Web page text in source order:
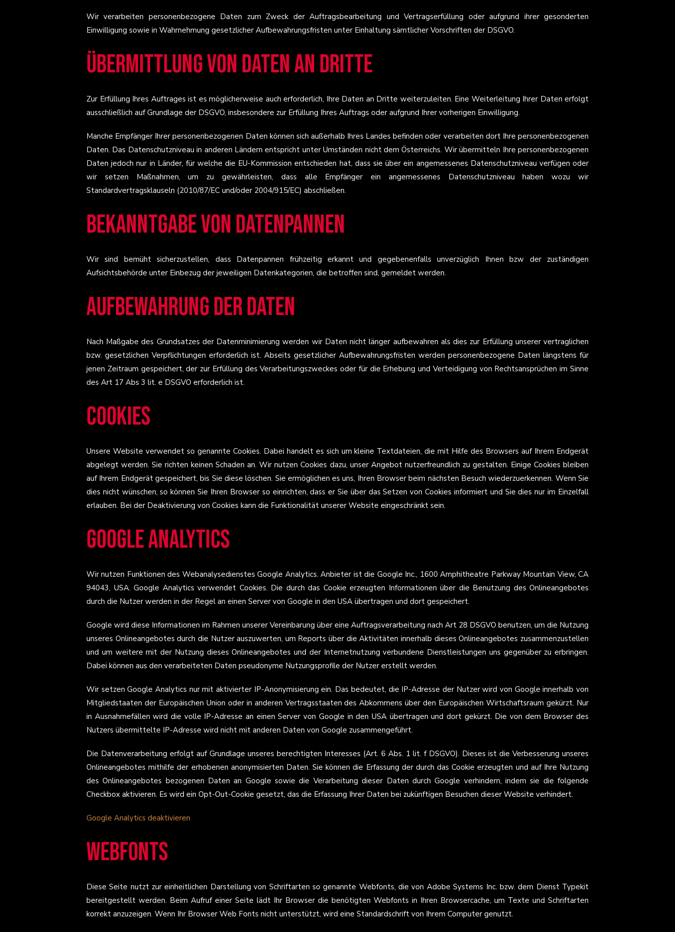
Wir verarbeiten personenbezogene Daten zum Zweck der Auftragsbearbeitung und Vertragserfüllung oder aufgrund ihrer gesonderten
Einwilligung sowie in Wahrnehmung gesetzlicher Aufbewahrungsfristen unter Einhaltung sämtlicher Vorschriften der DSGVO.
Übermittlung von Daten an Dritte
Zur Erfüllung Ihres Auftrages ist es möglicherweise auch erforderlich, Ihre Daten an Dritte weiterzuleiten. Eine Weiterleitung Ihrer Daten erfolgt
ausschließlich auf Grundlage der DSGVO, insbesondere zur Erfüllung Ihres Auftrags oder aufgrund Ihrer vorherigen Einwilligung.
Manche Empfänger Ihrer personenbezogenen Daten können sich außerhalb Ihres Landes befinden oder verarbeiten dort Ihre personenbezogenen
Daten. Das Datenschutzniveau in anderen Ländern entspricht unter Umständen nicht dem Österreichs. Wir übermitteln Ihre personenbezogenen
Daten jedoch nur in Länder, für welche die EU-Kommission entschieden hat, dass sie über ein angemessenes Datenschutzniveau verfügen oder
wir setzen Maßnahmen, um zu gewährleisten, dass alle Empfänger ein angemessenes Datenschutzniveau haben wozu wir
Standardvertragsklauseln (2010/87/EC und/oder 2004/915/EC) abschließen.
Bekanntgabe von Datenpannen
Wir sind bemüht sicherzustellen, dass Datenpannen frühzeitig erkannt und gegebenenfalls unverzüglich Ihnen bzw der zuständigen
Aufsichtsbehörde unter Einbezug der jeweiligen Datenkategorien, die betroffen sind, gemeldet werden.
Aufbewahrung der Daten
Nach Maßgabe des Grundsatzes der Datenminimierung werden wir Daten nicht länger aufbewahren als dies zur Erfüllung unserer vertraglichen
bzw. gesetzlichen Verpflichtungen erforderlich ist. Abseits gesetzlicher Aufbewahrungsfristen werden personenbezogene Daten längstens für
jenen Zeitraum gespeichert, der zur Erfüllung des Verarbeitungszweckes oder für die Erhebung und Verteidigung von Rechtsansprüchen im Sinne
des Art 17 Abs 3 lit. e DSGVO erforderlich ist.
Cookies
Unsere Website verwendet so genannte Cookies. Dabei handelt es sich um kleine Textdateien, die mit Hilfe des Browsers auf Ihrem Endgerät
abgelegt werden. Sie richten keinen Schaden an. Wir nutzen Cookies dazu, unser Angebot nutzerfreundlich zu gestalten. Einige Cookies bleiben
auf Ihrem Endgerät gespeichert, bis Sie diese löschen. Sie ermöglichen es uns, Ihren Browser beim nächsten Besuch wiederzuerkennen. Wenn Sie
dies nicht wünschen, so können Sie Ihren Browser so einrichten, dass er Sie über das Setzen von Cookies informiert und Sie dies nur im Einzelfall
erlauben. Bei der Deaktivierung von Cookies kann die Funktionalität unserer Website eingeschränkt sein.
Google Analytics
Wir nutzen Funktionen des Webanalysedienstes Google Analytics. Anbieter ist die Google Inc., 1600 Amphitheatre Parkway Mountain View, CA
94043, USA. Google Analytics verwendet Cookies. Die durch das Cookie erzeugten Informationen über die Benutzung des Onlineangebotes
durch die Nutzer werden in der Regel an einen Server von Google in den USA übertragen und dort gespeichert.
Google wird diese Informationen im Rahmen unserer Vereinbarung über eine Auftragsverarbeitung nach Art 28 DSGVO benutzen, um die Nutzung
unseres Onlineangebotes durch die Nutzer auszuwerten, um Reports über die Aktivitäten innerhalb dieses Onlineangebotes zusammenzustellen
und um weitere mit der Nutzung dieses Onlineangebotes und der Internetnutzung verbundene Dienstleistungen uns gegenüber zu erbringen.
Dabei können aus den verarbeiteten Daten pseudonyme Nutzungsprofile der Nutzer erstellt werden.
Wir setzen Google Analytics nur mit aktivierter IP-Anonymisierung ein. Das bedeutet, die IP-Adresse der Nutzer wird von Google innerhalb von
Mitgliedstaaten der Europäischen Union oder in anderen Vertragsstaaten des Abkommens über den Europäischen Wirtschaftsraum gekürzt. Nur
in Ausnahmefällen wird die volle IP-Adresse an einen Server von Google in den USA übertragen und dort gekürzt. Die von dem Browser des
Nutzers übermittelte IP-Adresse wird nicht mit anderen Daten von Google zusammengeführt.
Die Datenverarbeitung erfolgt auf Grundlage unseres berechtigten Interesses (Art. 6 Abs. 1 lit. f DSGVO). Dieses ist die Verbesserung unseres
Onlineangebotes mithilfe der erhobenen anonymisierten Daten. Sie können die Erfassung der durch das Cookie erzeugten und auf Ihre Nutzung
des Onlineangebotes bezogenen Daten an Google sowie die Verarbeitung dieser Daten durch Google verhindern, indem sie die folgende
Checkbox aktivieren. Es wird ein Opt-Out-Cookie gesetzt, das die Erfassung Ihrer Daten bei zukünftigen Besuchen dieser Website verhindert.
Google Analytics deaktivieren
Webfonts
Diese Seite nutzt zur einheitlichen Darstellung von Schriftarten so genannte Webfonts, die von Adobe Systems Inc. bzw. dem Dienst Typekit
bereitgestellt werden. Beim Aufruf einer Seite lädt Ihr Browser die benötigten Webfonts in Ihren Browsercache, um Texte und Schriftarten
korrekt anzuzeigen. Wenn Ihr Browser Web Fonts nicht unterstützt, wird eine Standardschrift von Ihrem Computer genutzt.